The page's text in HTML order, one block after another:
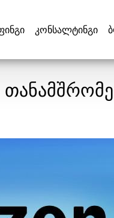
კონსალტინგი